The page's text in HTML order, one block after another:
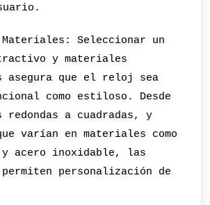
Materiales: Seleccionar un
y materiales
asegura que el reloj sea
como estiloso. Desde
redondas a cuadradas, y
varían en materiales como
acero inoxidable, las
permiten personalización de